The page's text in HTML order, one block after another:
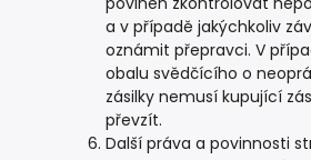
a v případě jakýchkoliv
oznámit přepravci. V
obalu svědčícího o
zásilky nemusí kupující
převzít.
Další práva a povinnosti